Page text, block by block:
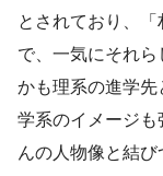
とされており、
で、一気にそれ
かも理系の進学
学系のイメージも
んの人物像と結び